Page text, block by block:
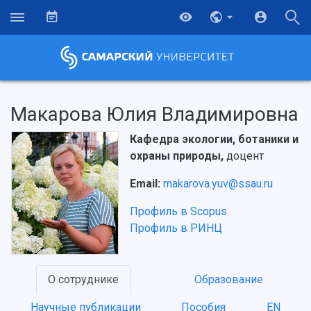
Макарова Юлия Владимировна
Кафедра экологии, ботаники и
охраны природы, доцент
Email: makarova.yuv@ssau.ru
Профиль в Scopus
Профиль в РИНЦ
О сотруднике Образование
Научные публикации Пособия EN